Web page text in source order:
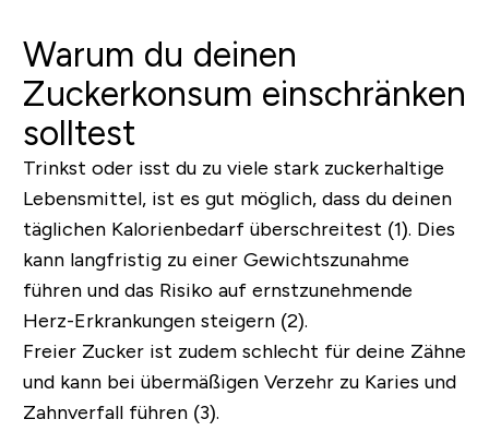
Warum du deinen
Zuckerkonsum einschränken
solltest
Trinkst oder isst du zu viele stark zuckerhaltige
Lebensmittel, ist es gut möglich, dass du deinen
täglichen Kalorienbedarf überschreitest (1). Dies
kann langfristig zu einer Gewichtszunahme
führen und das Risiko auf ernstzunehmende
Herz-Erkrankungen steigern (2).
Freier Zucker ist zudem schlecht für deine Zähne
und kann bei übermäßigen Verzehr zu Karies und
Zahnverfall führen (3).